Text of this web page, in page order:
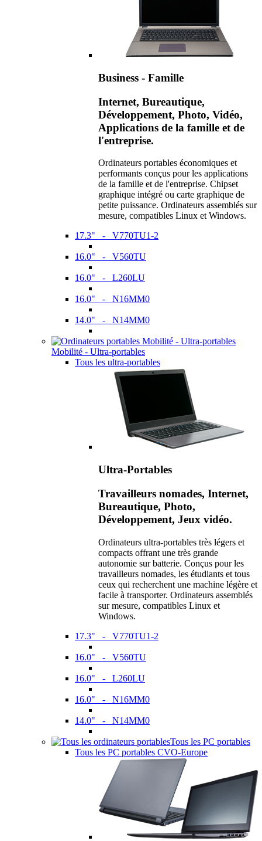
Business - Famille
Internet, Bureautique,
Développement, Photo, Vidéo,
Applications de la famille et de
l'entreprise.
Ordinateurs portables économiques et
performants conçus pour les applications
de la famille et de l'entreprise. Chipset
graphique intégré ou carte graphique de
petite puissance. Ordinateurs assemblés sur
mesure, compatibles Linux et Windows.
17.3" - V770TU1-2
16.0" - V560TU
16.0" - L260LU
16.0" - N16MM0
14.0" - N14MM0
Mobilité - Ultra-portables
Tous les ultra-portables
Ultra-Portables
Travailleurs nomades, Internet,
Bureautique, Photo,
Développement, Jeux vidéo.
Ordinateurs ultra-portables très légers et
compacts offrant une très grande
autonomie sur batterie. Conçus pour les
travailleurs nomades, les étudiants et tous
ceux qui recherchent une machine légère et
facile à transporter. Ordinateurs assemblés
sur mesure, compatibles Linux et
Windows.
17.3" - V770TU1-2
16.0" - V560TU
16.0" - L260LU
16.0" - N16MM0
14.0" - N14MM0
Tous les PC portables
Tous les PC portables CVO-Europe